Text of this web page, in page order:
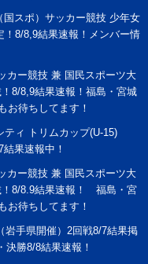
スポ）サッカー競技 少年女
8/8,9結果速報！メンバー情
カー競技 兼 国民スポーツ大
8/8,9結果速報！福島・宮城
お待ちしてます！
ティ トリムカップ(U-15)
果速報中！
カー競技 兼 国民スポーツ大
！8/8.9結果速報！ 福島・宮
お待ちしてます！
岩手県開催）2回戦8/7結果掲
決勝8/8結果速報！